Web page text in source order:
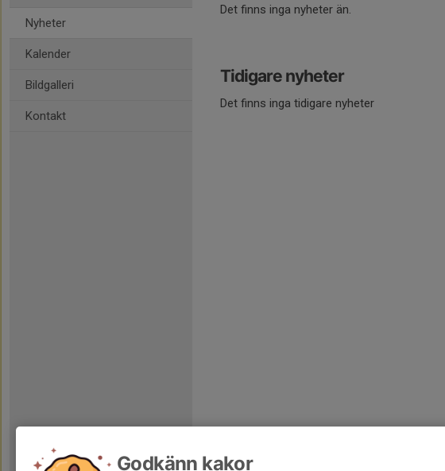
Nyheter
Kalender
Bildgalleri
Kontakt
Det finns inga nyheter än.
Tidigare nyheter
Det finns inga tidigare nyheter
Godkänn kakor